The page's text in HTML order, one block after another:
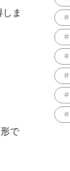
ま
で